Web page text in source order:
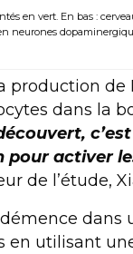
en vert. En bas :
neurones
production de
dans la
pour activer
de l’étude,
dans
en utilisant